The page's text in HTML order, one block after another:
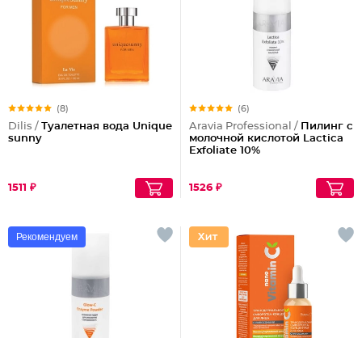
(8)
Dilis / Туалетная вода Unique
sunny
1511 ₽
(6)
Aravia Professional / Пилинг с
молочной кислотой Lactica
Exfoliate 10%
1526 ₽
Рекомендуем